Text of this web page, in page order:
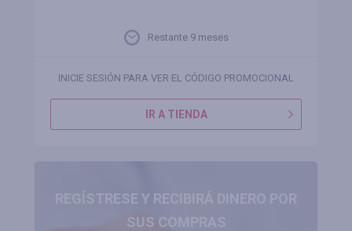
Restante 9 meses
INICIE SESIÓN PARA VER EL CÓDIGO PROMOCIONAL
IR A TIENDA
REGÍSTRESE Y RECIBIRÁ DINERO POR
SUS COMPRAS